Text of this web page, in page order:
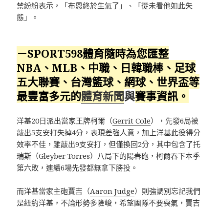
禁紛紛表示，「布恩終於生氣了」、「從未看他如此失
態」。
－SPORT598體育隨時為您匯整
NBA、MLB、中職、日韓職棒、足球
五大聯賽、台灣籃球、網球、 世界盃等
最豐富多元的體育新聞與賽事資訊。
洋基20日派出當家王牌柯爾（Gerrit Cole），先發6局被
敲出5支安打失掉4分，表現差強人意，加上洋基此役得分
效率不佳，雖敲出9支安打，但僅換回2分，其中包含了托
瑞斯（Gleyber Torres）八局下的陽春砲，柯爾吞下本季
第六敗，連續6場先發都無拿下勝投。
而洋基當家主砲賈吉（Aaron Judge）則強調別忘記我們
是紐約洋基，不論形勢多險峻，希望團隊不要喪氣，賈吉